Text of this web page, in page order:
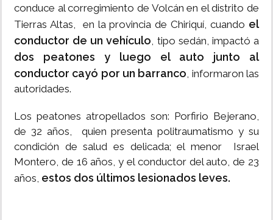
conduce al corregimiento de Volcán en el distrito de
Tierras Altas, en la provincia de Chiriquí, cuando el
conductor de un vehículo, tipo sedán, impactó a
dos peatones y luego el auto junto al
conductor cayó por un barranco, informaron las
autoridades.
Los peatones atropellados son: Porfirio Bejerano,
de 32 años, quien presenta politraumatismo y su
condición de salud es delicada; el menor Israel
Montero, de 16 años, y el conductor del auto, de 23
años, estos dos últimos lesionados leves.